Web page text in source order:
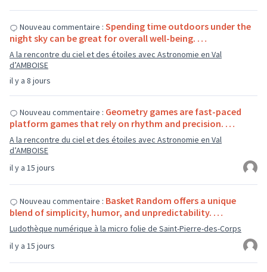
il y a 8 jours
Nouveau commentaire : Spending time outdoors under the
night sky can be great for overall well-being. …
A la rencontre du ciel et des étoiles avec Astronomie en Val
d’AMBOISE
il y a 15 jours
Nouveau commentaire : Geometry games are fast-paced
platform games that rely on rhythm and precision. …
A la rencontre du ciel et des étoiles avec Astronomie en Val
d’AMBOISE
il y a 15 jours
Nouveau commentaire : Basket Random offers a unique
blend of simplicity, humor, and unpredictability. …
Ludothèque numérique à la micro folie de Saint-Pierre-des-Corps